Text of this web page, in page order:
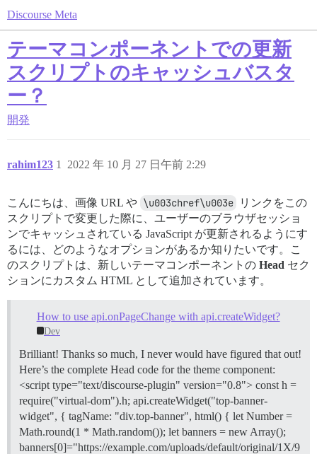
Discourse Meta
テーマコンポーネントでの更新
スクリプトのキャッシュバスタ
ー？
開発
rahim123 2022 年 10 月 27 日午前 2:29
1
こんにちは、画像 URL や \u003chref\u003e
リンクをこの
スクリプトで変更した際に、ユーザーのブラウザセッショ
ンでキャッシュされている JavaScript が更新されるようにす
るには、どのようなオプションがあるか知りたいです。こ
のスクリプトは、新しいテーマコンポーネントの Head セク
ションにカスタム HTML として追加されています。
How to use api.onPageChange with api.createWidget?
Dev
Brilliant! Thanks so much, I never would have figured that out!
Here’s the complete Head code for the theme component:
<script type="text/discourse-plugin" version="0.8"> const h =
require("virtual-dom").h; api.createWidget("top-banner-
widget", { tagName: "div.top-banner", html() { let Number =
Math.round(1 * Math.random()); let banners = new Array();
banners[0]="https://example.com/uploads/default/original/1X/9